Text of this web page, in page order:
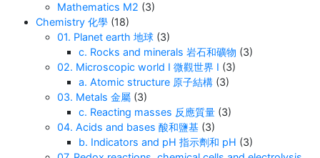
Mathematics M2 (3)
Chemistry 化學 (18)
01. Planet earth 地球 (3)
c. Rocks and minerals 岩石和礦物 (3)
02. Microscopic world I 微觀世界 I (3)
a. Atomic structure 原子結構 (3)
03. Metals 金屬 (3)
c. Reacting masses 反應質量 (3)
04. Acids and bases 酸和鹽基 (3)
b. Indicators and pH 指示劑和 pH (3)